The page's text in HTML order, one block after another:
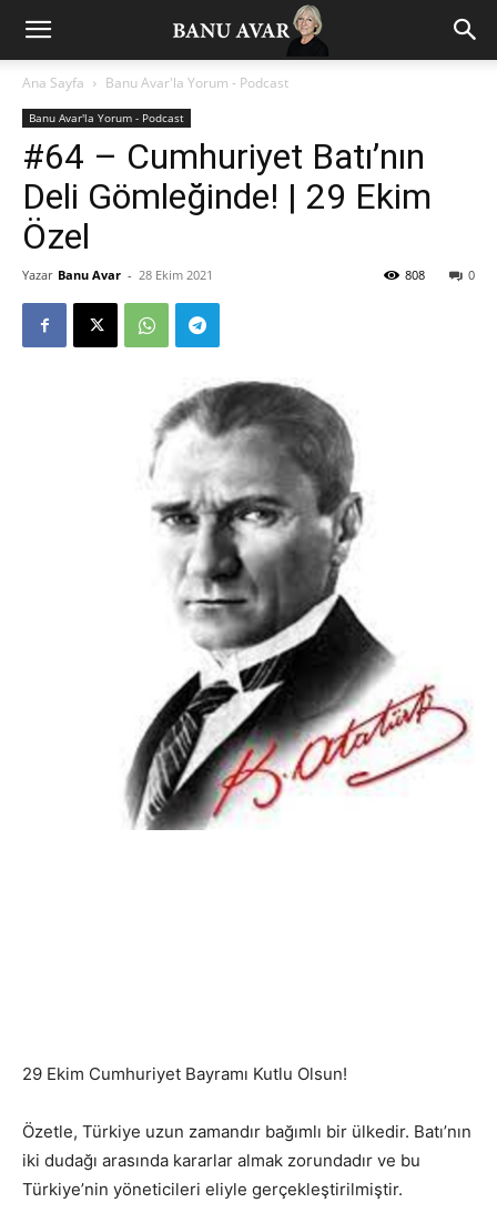
Ana Sayfa Banu Avar'la Yorum - Podcast
Banu Avar'la Yorum - Podcast
#64 – Cumhuriyet Batı’nın
Deli Gömleğinde! | 29 Ekim
Özel
Yazar Banu Avar - 28 Ekim 2021 0
808
29 Ekim Cumhuriyet Bayramı Kutlu Olsun!
Özetle, Türkiye uzun zamandır bağımlı bir ülkedir. Batı’nın
iki dudağı arasında kararlar almak zorundadır ve bu
Türkiye’nin yöneticileri eliyle gerçekleştirilmiştir.